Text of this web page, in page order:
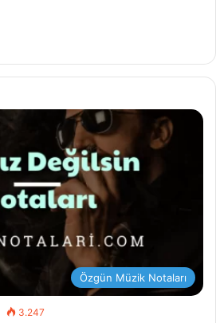
Özgün Müzik Notaları
3.247